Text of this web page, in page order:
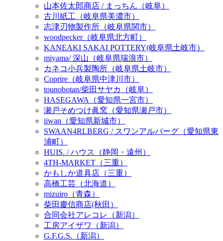
山本佐太郎商店 / まっちん（岐阜）
古川紙工（岐阜県美濃市）
志津刃物製作所（岐阜県関市）
woodpecker（岐阜県北方町）
KANEAKI SAKAI POTTERY(岐阜県土岐市）
miyama/ 深山（岐阜県瑞浪市）
カネコ小兵製陶所（岐阜県土岐市）
Coprire（岐阜県中津川市）
tounobotan/柴田サヤカ（岐阜）
HASEGAWA（愛知県一宮市）
瀬戸そめつけ眞窯（愛知県瀬戸市）
iiwan（愛知県新城市）
SWAAN4RLBERG / スワンアルバーグ（愛知県東
浦町）
HUIS. / ハウス（静岡・遠州）
4TH-MARKET（三重）
かもしか道具店（三重）
高橋工芸（北海道）
mizuiro（青森）
柴田慶信商店(秋田）
合同会社アレコレ（新潟）
工房アイザワ（新潟）
G.F.G.S.（新潟）